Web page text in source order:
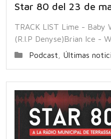
Star 80 del 23 de
TRACK LIST Lime - Baby
(R.I.P Denyse)Brian Ice -
Podcast
Últimas